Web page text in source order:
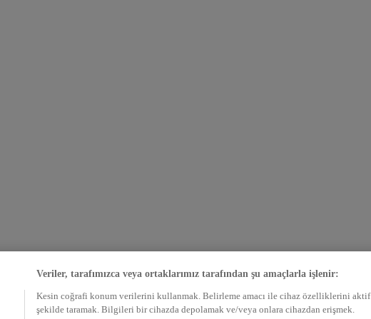
Veriler, tarafımızca veya ortaklarımız tarafından şu amaçlarla işlenir:
Kesin coğrafi konum verilerini kullanmak. Belirleme amacı ile cihaz özelliklerini aktif
şekilde taramak. Bilgileri bir cihazda depolamak ve/veya onlara cihazdan erişmek.